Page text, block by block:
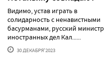
Видимо, устав играть в
солидарность с ненавистными
басурманами, русский министр
иностранных дел Кал......
30 ДЕКАБРЯ'2023